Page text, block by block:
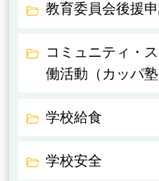
教育委員会後援
コミュニティ・
働活動（カッパ塾
学校給食
学校安全